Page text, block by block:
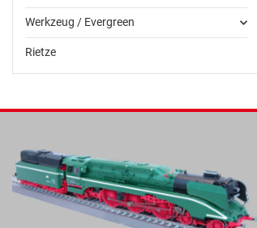
Werkzeug / Evergreen
Rietze